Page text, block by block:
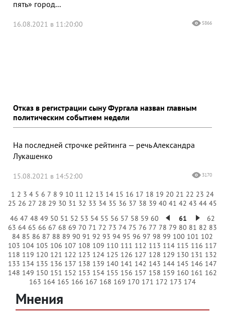
пять» город...
16.08.2021 в 11:20:00 5866
Отказ в регистрации сыну Фургала назван главным
политическим событием недели
На последней строчке рейтинга — речь Александра
Лукашенко
15.08.2021 в 14:52:00 3170
1 2 3 4 5 6 7 8 9 10 11 12 13 14 15 16 17 18 19 20 21 22 23 24
25 26 27 28 29 30 31 32 33 34 35 36 37 38 39 40 41 42 43 44 45
46 47 48 49 50 51 52 53 54 55 56 57 58 59 60 61
62
63 64 65 66 67 68 69 70 71 72 73 74 75 76 77 78 79 80 81 82 83
84 85 86 87 88 89 90 91 92 93 94 95 96 97 98 99 100 101 102
103 104 105 106 107 108 109 110 111 112 113 114 115 116 117
118 119 120 121 122 123 124 125 126 127 128 129 130 131 132
133 134 135 136 137 138 139 140 141 142 143 144 145 146 147
148 149 150 151 152 153 154 155 156 157 158 159 160 161 162
163 164 165 166 167 168 169 170 171 172 173 174
Мнения